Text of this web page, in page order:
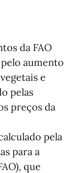
da FAO
aumento
e
pelas
preços da
pela
para a
que